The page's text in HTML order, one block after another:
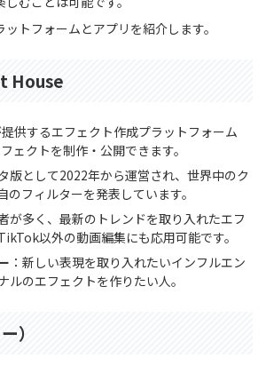
トフォームとアプリを紹介します。
House
供するエフェクト作成プラットフォーム
ェクトを制作・公開できます。
版として2022年から運営され、世界中のク
のフィルターを発表しています。
が多く、最新のトレンドを取り入れたエフ
以外の動画編集にも応用可能です。
：新しい表現を取り入れたいインフルエン
ルのエフェクトを作りたい人。
）